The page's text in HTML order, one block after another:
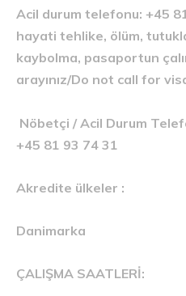
Acil durum telefonu: +45
hayati tehlike, ölüm,
kaybolma, pasaportun
arayınız/Do not call for
Nöbetçi / Acil Durum
+45 81 93 74 31
Akredite ülkeler :
Danimarka
ÇALIŞMA SAATLERİ: